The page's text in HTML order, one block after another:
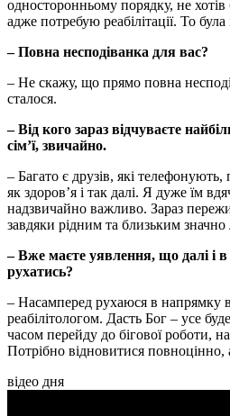
односторонньому порядку, не
адже потребую реабілітації. То була
– Повна несподіванка для вас?
– Не скажу, що прямо повна
сталося.
– Від кого зараз відчуваєте
сім’ї, звичайно.
– Багато є друзів, які
як здоров’я і так далі. Я дуже їм
надзвичайно важливо. Зараз
завдяки рідним та близьким
– Вже маєте уявлення, що далі і
рухатись?
– Насамперед рухаюся в напрямку
реабілітологом. Дасть Бог – усе
часом перейду до бігової роботи,
Потрібно відновитися повноцінно,
відео дня